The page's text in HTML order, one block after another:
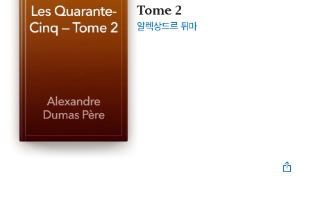
Tome 2
알렉상드르 뒤마